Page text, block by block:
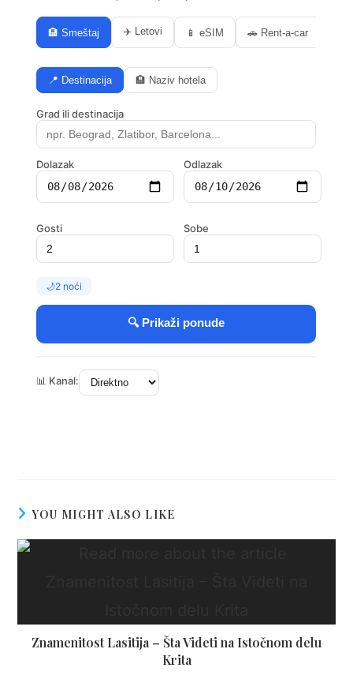
YOU MIGHT ALSO LIKE
Znamenitost Lasitija – Šta Videti na Istočnom delu
Krita